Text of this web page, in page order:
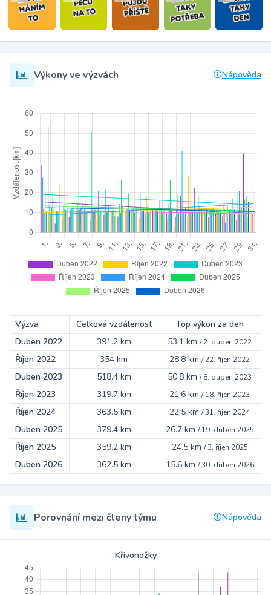
Výkony ve výzvách Nápověda
Výzva Celková vzdálenost
Top výkon za den
Duben 2022
391.2 km 53.1 km /2. duben 2022
Říjen 2022 354 km 28.8 km /22. říjen 2022
Duben 2023 518.4 km 50.8 km /8. duben 2023
Říjen 2023 319.7 km 21.6 km /18. říjen 2023
Říjen 2024 363.5 km 22.5 km /31. říjen 2024
Duben 2025 379.4 km 26.7 km /19. duben 2025
Říjen 2025 359.2 km 24.5 km /3. říjen 2025
Duben 2026 362.5 km 15.6 km /30. duben 2026
Porovnání mezi členy týmu Nápověda
Křivonožky